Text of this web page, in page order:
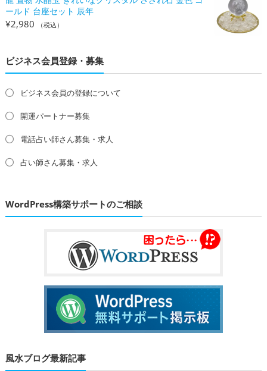
ールド 台座セット 辰年
¥2,980 （税込）
ビジネス会員登録・募集
ビジネス会員の登録について
開運パートナー募集
電話占い師さん募集・求人
占い師さん募集・求人
WordPress構築サポートのご相談
風水ブログ最新記事